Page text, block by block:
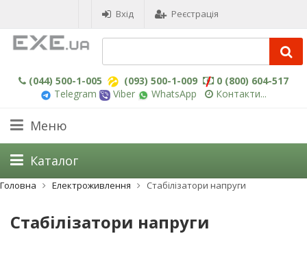
Вхід Реєстрація
(044) 500-1-005 (093) 500-1-009
0 (800) 604-517
Telegram
Viber WhatsApp Контакти...
Меню
Головна Електроживлення Стабілізатори напруги
Стабілізатори напруги
Каталог